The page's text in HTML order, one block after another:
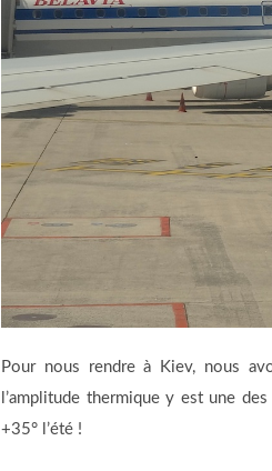
Pour nous rendre à Kiev, nous
l’amplitude thermique y est une
+35° l’été !